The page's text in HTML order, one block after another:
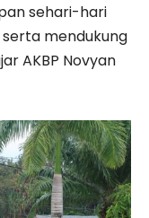
sehari-hari
mendukung
AKBP Novyan